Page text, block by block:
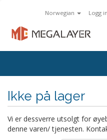
Norwegian Logg
Ikke på lager
Vi er dessverre utsolgt for
denne varen/ tjenesten.